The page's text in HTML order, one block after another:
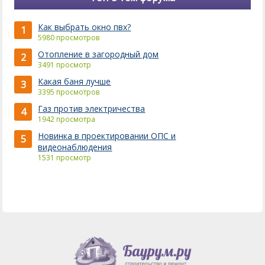
1 Как выбрать окно пвх?
5980 просмотров
2 Отопление в загородный дом
3491 просмотр
3 Какая баня лучше
3395 просмотров
4 Газ против электричества
1942 просмотра
5
Новинка в проектировании ОПС и
видеонаблюдения
1531 просмотр